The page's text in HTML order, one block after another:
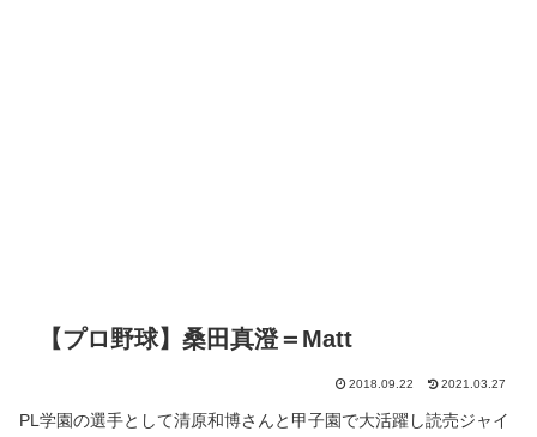
【プロ野球】桑田真澄＝Matt
2018.09.22 2021.03.27
PL学園の選手として清原和博さんと甲子園で大活躍し読売ジャイ